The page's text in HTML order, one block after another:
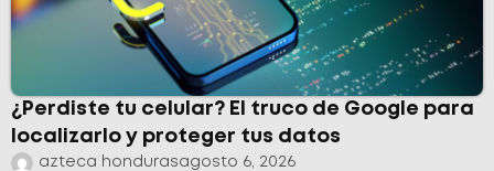
¿Perdiste tu celular? El truco de Google para
localizarlo y proteger tus datos
azteca hondurasagosto 6, 2026